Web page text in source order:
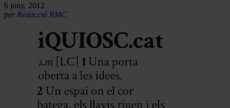
6 juny, 2012
per Redacció RMC